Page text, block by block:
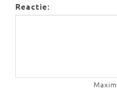
Reactie: